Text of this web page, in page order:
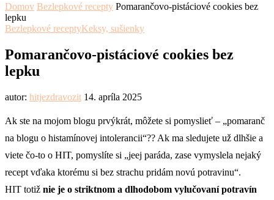
Domov Bezlepkové recepty Pomarančovo-pistáciové cookies bez
lepku
Bezlepkové receptyKeksy, sušienky
Pomarančovo-pistáciové cookies bez
lepku
autor: hitjezdravozit 14. apríla 2025
Ak ste na mojom blogu prvýkrát, môžete si pomyslieť – „pomaranč
na blogu o histamínovej intolerancii“?? Ak ma sledujete už dlhšie a
viete čo-to o HIT, pomyslíte si „jeej paráda, zase vymyslela nejaký
recept vďaka ktorému si bez strachu pridám novú potravinu“.
HIT totiž nie je o striktnom a dlhodobom vylučovaní potravín